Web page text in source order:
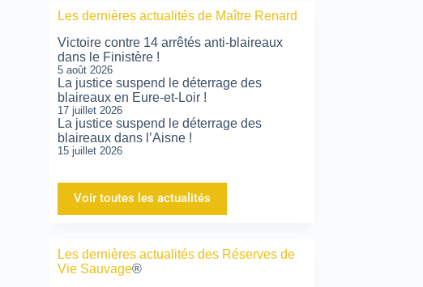
Les dernières actualités de Maître Renard
Victoire contre 14 arrêtés anti-blaireaux
dans le Finistère !
5 août 2026
La justice suspend le déterrage des
blaireaux en Eure-et-Loir !
17 juillet 2026
La justice suspend le déterrage des
blaireaux dans l’Aisne !
15 juillet 2026
Voir toutes les actualités
Les dernières actualités des Réserves de
Vie Sauvage®